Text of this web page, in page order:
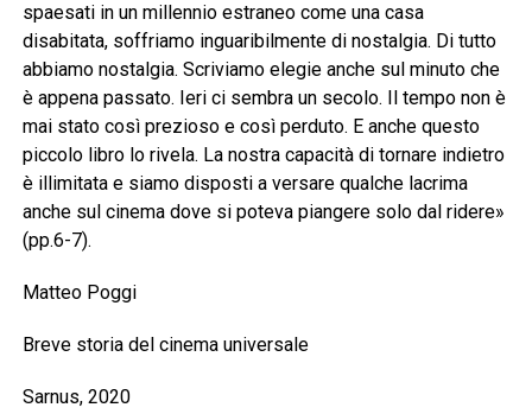
spaesati in un millennio estraneo come una casa
disabitata, soffriamo inguaribilmente di nostalgia. Di tutto
abbiamo nostalgia. Scriviamo elegie anche sul minuto che
è appena passato. Ieri ci sembra un secolo. Il tempo non è
mai stato così prezioso e così perduto. E anche questo
piccolo libro lo rivela. La nostra capacità di tornare indietro
è illimitata e siamo disposti a versare qualche lacrima
anche sul cinema dove si poteva piangere solo dal ridere»
(pp.6-7).
Matteo Poggi
Breve storia del cinema universale
Sarnus, 2020